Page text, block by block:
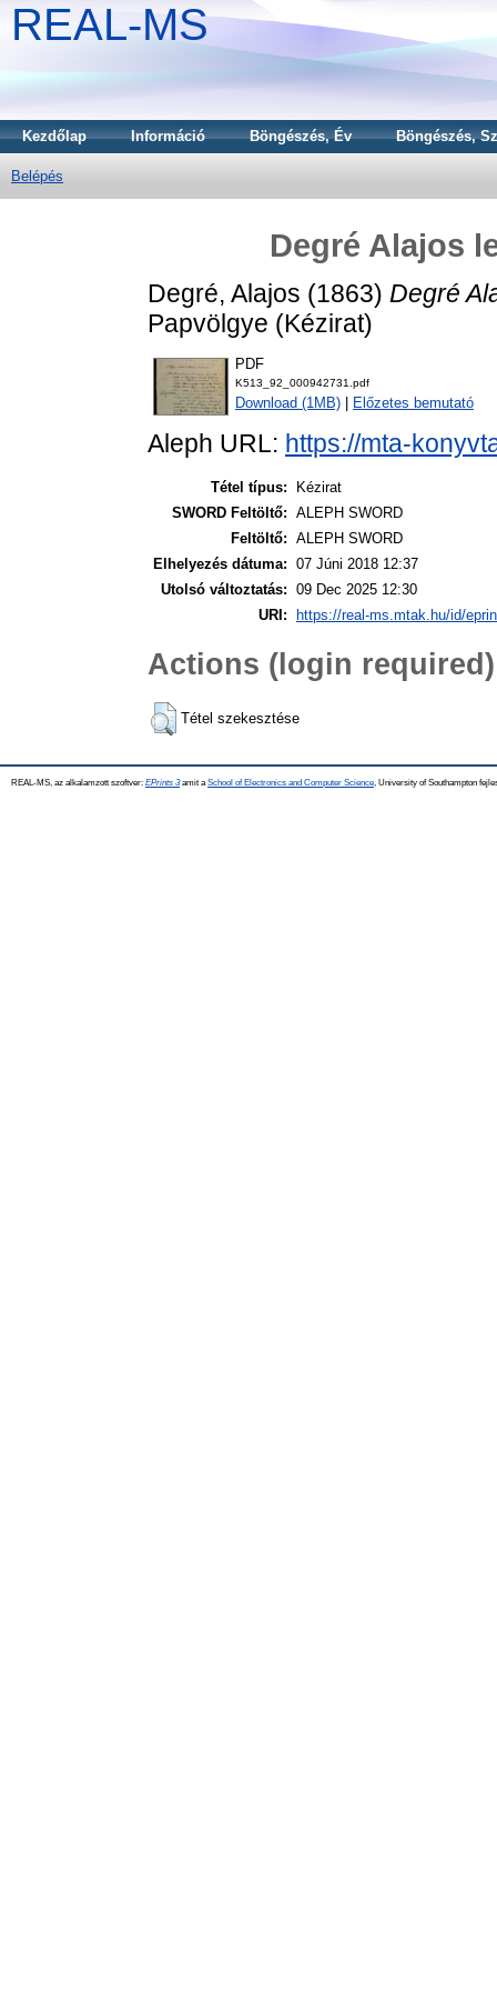
REAL-MS
Kezdőlap Információ Böngészés, Év Böngészés,
Belépés
Degré Alajos
Degré, Alajos (1863) Degré
Papvölgye (Kézirat)
PDF
K513_92_000942731.pdf
Download (1MB) Előzetes bemutató
Aleph URL: https://mta-
Tétel típus:
Kézirat
SWORD Feltöltő: ALEPH SWORD
Feltöltő: ALEPH SWORD
Elhelyezés dátuma: 07 Júni 2018 12:37
Utolsó változtatás: 09 Dec 2025 12:30
URI:
https://real-ms.mtak.hu/id/
Actions (login required)
Tétel szekesztése
REAL-MS, az alkalamzott szoftver: EPrints 3amit a School of Electronics and Computer Science , University of Southampton